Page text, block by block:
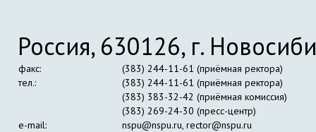
Россия, 630126, г.
факс:
(383) 244-11-61 (приёмная ректора)
тел.:
(383) 244-11-61 (приёмная ректора)
(383) 383-32-42 (приёмная комиссия)
(383) 269-24-30 (пресс-центр)
e-mail:
nspu@nspu.ru, rector@nspu.ru